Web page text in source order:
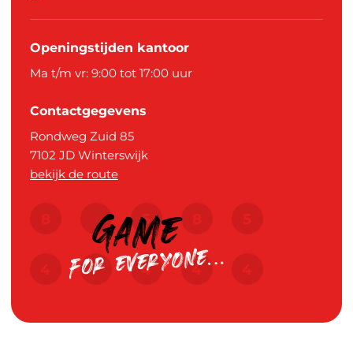
Openingstijden kantoor
Ma t/m vr: 9:00 tot 17:00 uur
Contactgegevens
Rondweg Zuid 85
7102 JD Winterswijk
bekijk de route